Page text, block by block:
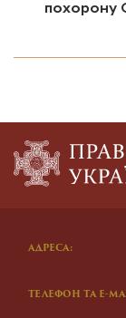
похорону
АДРЕСА:
ТЕЛЕФОН ТА E-